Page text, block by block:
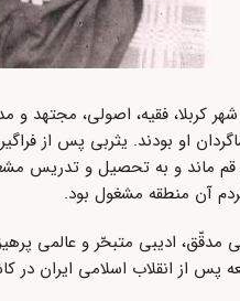
کاشانی (۱۳۱۱-۱۳۷۹ق) زاده شهر کربلا،
او بودند. یثربی پس از
قم ماند و به تحصیل و
آن منطقه مشغول بود.
پس از انقلاب اسلامی ایران در